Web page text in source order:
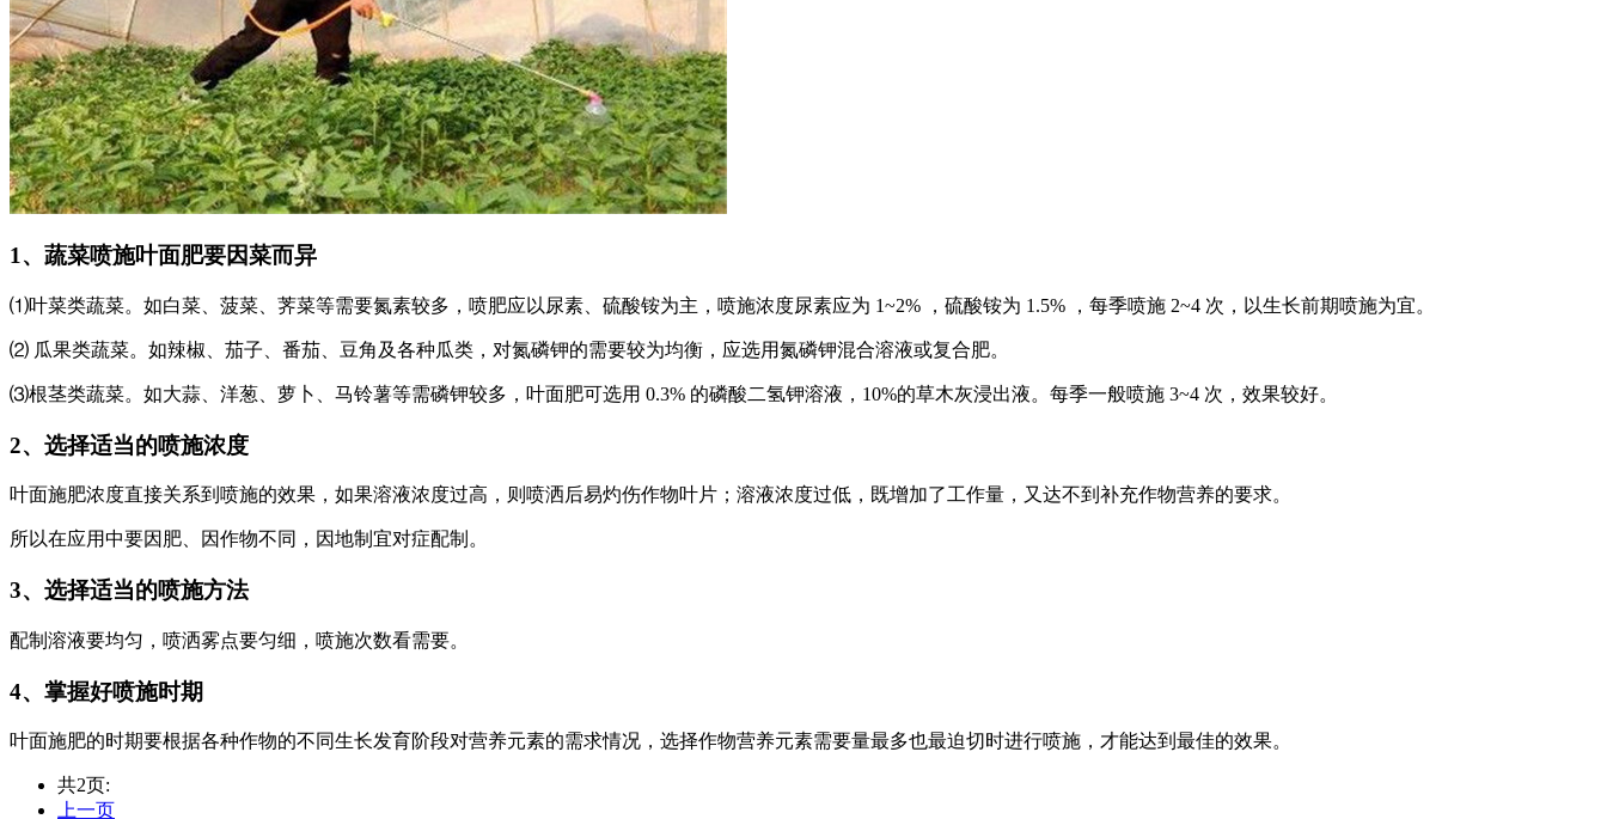
1、蔬菜喷施叶面肥要因菜而异
⑴叶菜类蔬菜。如白菜、菠菜、荠菜等需要氮素较多，喷肥应以尿素、硫酸铵为主，喷施浓度尿素应为 1~2% ，硫酸铵为 1.5% ，每季喷施 2~4 次，以生长前期喷施为宜。
⑵ 瓜果类蔬菜。如辣椒、茄子、番茄、豆角及各种瓜类，对氮磷钾的需要较为均衡，应选用氮磷钾混合溶液或复合肥。
⑶根茎类蔬菜。如大蒜、洋葱、萝卜、马铃薯等需磷钾较多，叶面肥可选用 0.3% 的磷酸二氢钾溶液，10%的草木灰浸出液。每季一般喷施 3~4 次，效果较好。
2、选择适当的喷施浓度
叶面施肥浓度直接关系到喷施的效果，如果溶液浓度过高，则喷洒后易灼伤作物叶片；溶液浓度过低，既增加了工作量，又达不到补充作物营养的要求。
所以在应用中要因肥、因作物不同，因地制宜对症配制。
3、选择适当的喷施方法
配制溶液要均匀，喷洒雾点要匀细，喷施次数看需要。
4、掌握好喷施时期
叶面施肥的时期要根据各种作物的不同生长发育阶段对营养元素的需求情况，选择作物营养元素需要量最多也最迫切时进行喷施，才能达到最佳的效果。
共2页:
上一页